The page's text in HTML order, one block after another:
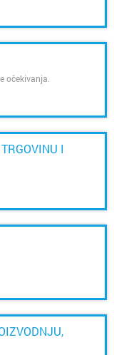
očekivanja.
I